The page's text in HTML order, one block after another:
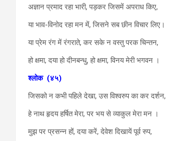
अज्ञान प्रमाद रहा भारी, पड़कर जिसमें अपराध किए,
या भाव-विनोद रहा मन में, जिसने सब छीन विचार लिए।
या प्रेम रंग में रंगराते, कर सके न वस्तु परक चिन्तन,
हो क्षमा, दया हो दीनबन्धु, हो क्षमा, विनय मेरी भगवन ।
श्लोक (४५)
जिसको न कभी पहिले देखा, उस विश्वरुप का कर दर्शन,
हे नाथ हृदय हर्षित मेरा, पर भय से व्याकुल मेरा मन ।
मुझ पर प्रसन्न हों, दया करें, देवेश दिखायें पूर्व रुप,